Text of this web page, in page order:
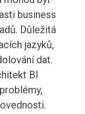
business
Důležitá
jazyků,
dat.
BI